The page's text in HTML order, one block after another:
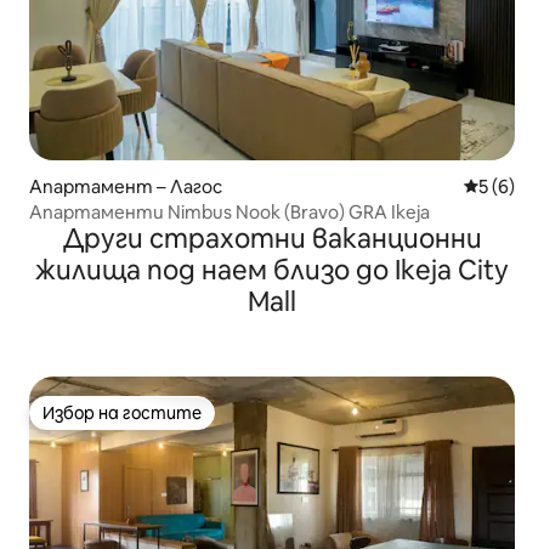
Апартамент – Лагос Средна
5 (6)
Апартаменти Nimbus Nook (Bravo) GRA Ikeja
Други страхотни ваканционни
жилища под наем близо до Ikeja City
Mall
Избор на гостите
Избор на гостите